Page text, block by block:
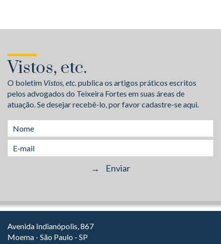
Vistos, etc.
O boletim Vistos, etc.publica os artigos práticos escritos
pelos advogados do Teixeira Fortes em suas áreas de
atuação. Se desejar recebê-lo, por favor cadastre-se aqui.
Avenida Indianópolis, 867
Moema - São Paulo - SP